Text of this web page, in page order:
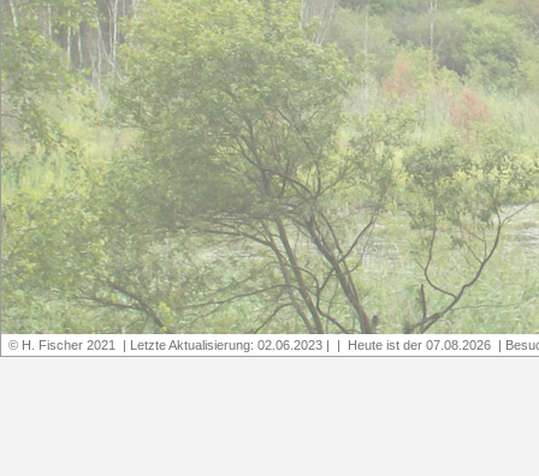
© H. Fischer 2021 | Letzte Aktualisierung: 02.06.2023 | | Heute ist der 07.08.2026 |